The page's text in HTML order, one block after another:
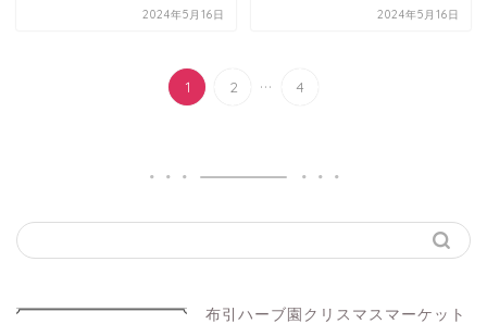
2024年5月16日 2024年5月16日
1 2 ... 4
布引ハーブ園クリスマスマーケット